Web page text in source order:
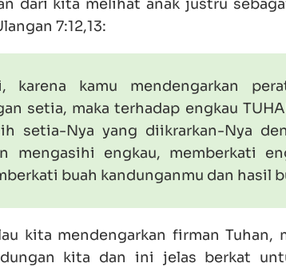
dari kita melihat anak justru
7:12,13:
karena kamu mendengarkan
setia, maka terhadap engkau
setia-Nya yang diikrarkan-Nya
mengasihi engkau, memberkati
buah kandunganmu dan hasil
kita mendengarkan firman Tuhan,
kita dan ini jelas berkat